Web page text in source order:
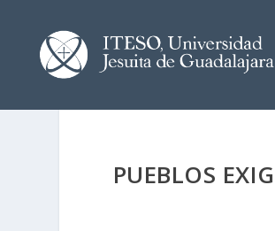
PUEBLOS